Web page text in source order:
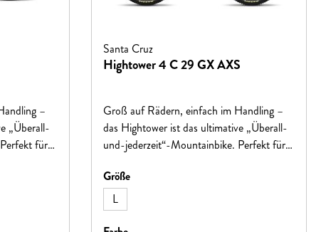
–
„Überall-
für
verfügbar.)
Santa Cruz
Hightower 4 C 29 GX AXS
Groß auf Rädern, einfach im Handling –
das Hightower ist das ultimative „Überall-
und-jederzeit“-Mountainbike. Perfekt für
auf jeder Strecke ein aufregendes
Fahrerlebnis.
Größeauswählen
L